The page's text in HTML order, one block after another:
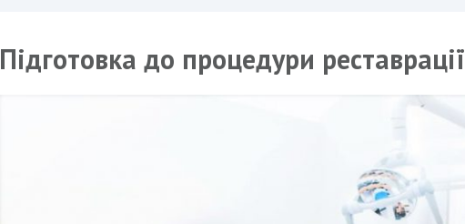
Підготовка до процедури реставрації